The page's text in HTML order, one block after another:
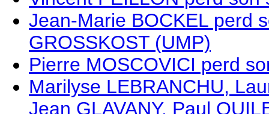
Jean-Marie BOCKEL perd
GROSSKOST (UMP)
Pierre MOSCOVICI perd
Marilyse LEBRANCHU,
Jean GLAVANY, Paul